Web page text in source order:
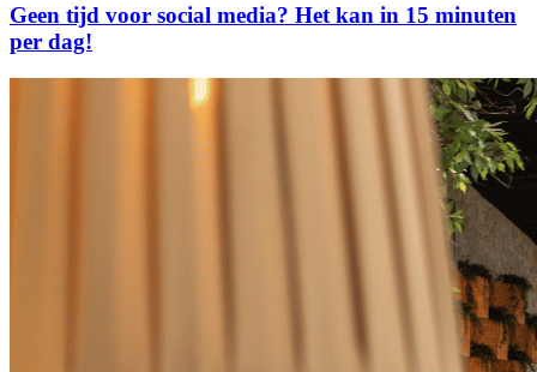
Geen tijd voor social media? Het kan in 15 minuten
per dag!